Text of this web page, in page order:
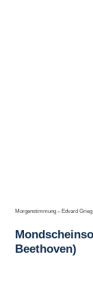
Morgenstimmung – Edvard Grieg
Beethoven)